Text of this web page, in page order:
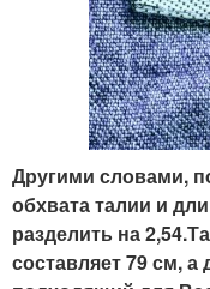
Другими словами,
обхвата талии и
разделить на
составляет 79 см,